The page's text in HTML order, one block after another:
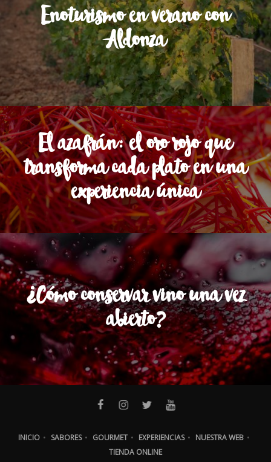
Enoturismo en verano con
Aldonza
El azafrán: el oro rojo que
transforma cada plato en una
experiencia única
¿Cómo conservar vino una vez
abierto?
INICIO • SABORES • GOURMET • EXPERIENCIAS • NUESTRA WEB •
TIENDA ONLINE